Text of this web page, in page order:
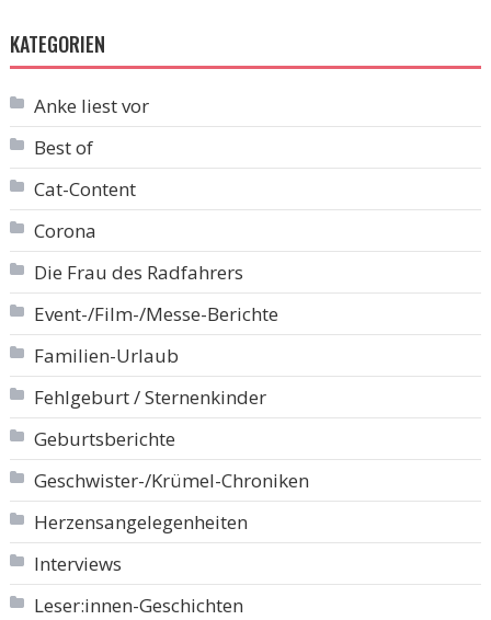
KATEGORIEN
Anke liest vor
Best of
Cat-Content
Corona
Die Frau des Radfahrers
Event-/Film-/Messe-Berichte
Familien-Urlaub
Fehlgeburt / Sternenkinder
Geburtsberichte
Geschwister-/Krümel-Chroniken
Herzensangelegenheiten
Interviews
Leser:innen-Geschichten